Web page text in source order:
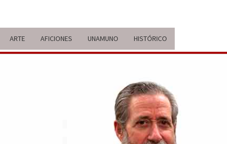
ARTE AFICIONES UNAMUNO HISTÓRICO